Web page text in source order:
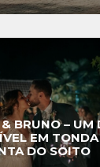
BRUNO – UM
EM
DO SOITO